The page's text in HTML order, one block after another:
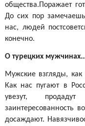
общества.Поражает
До сих пор
нас, людей
конечно.
О турецких
Мужские взгляды,
Как нас пугают в
увезут,
заинтересованность
досаждают.